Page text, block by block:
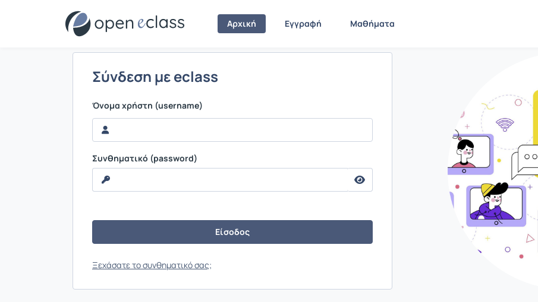
Αρχική Εγγραφή Μαθήματα
Σύνδεση
Σύνδεση με eclass
Όνομα χρήστη (username)
Συνθηματικό (password)
Ξεχάσατε το συνθηματικό σας;